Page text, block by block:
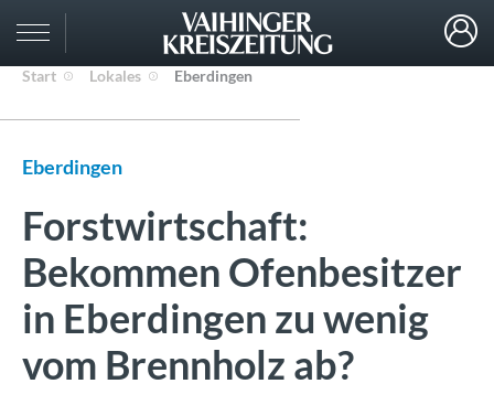
Start Lokales Eberdingen
Eberdingen
Forstwirtschaft:
Bekommen Ofenbesitzer
in Eberdingen zu wenig
vom Brennholz ab?